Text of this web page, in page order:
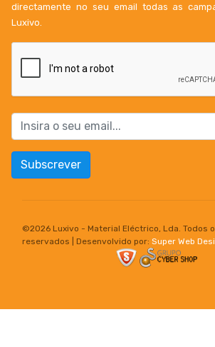
directamente no seu email todas as
Luxivo.
Subscrever
©2026 Luxivo - Material Eléctrico, Lda. Todos
reservados | Desenvolvido por: Super Web